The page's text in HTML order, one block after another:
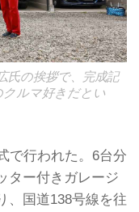
氏の挨拶で、完成記
クルマ好きだとい
で行われた。6台分
ター付きガレージ
、国道138号線を往